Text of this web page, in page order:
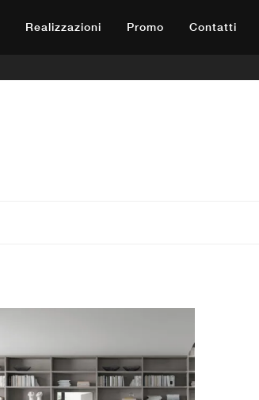
Realizzazioni Promo Contatti